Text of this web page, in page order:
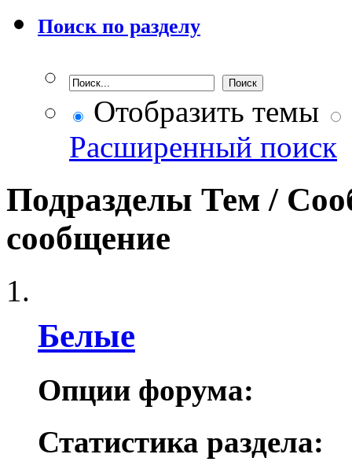
Поиск по разделу
Отобразить темы
Расширенный поиск
Подразделы Тем /
сообщение
Белые
Опции форума:
Статистика раздела: